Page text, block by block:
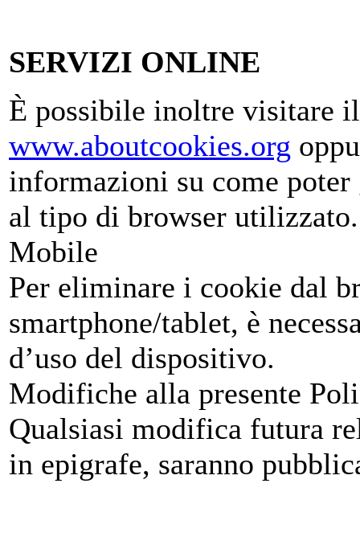
SERVIZI ONLINE
È possibile inoltre visitare
www.aboutcookies.org
informazioni su come
al tipo di browser utilizzato.
Mobile
Per eliminare i cookie dal
smartphone/tablet, è
d’uso del dispositivo.
Modifiche alla presente
Qualsiasi modifica futura
in epigrafe, saranno